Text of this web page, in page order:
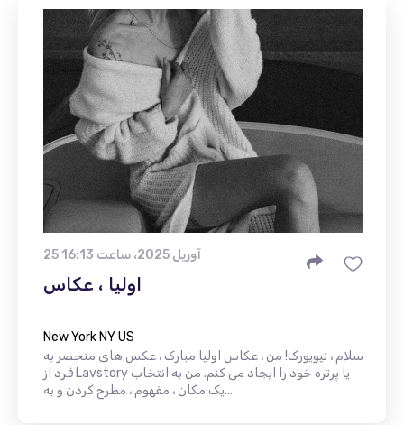
25 آوریل 2025، ساعت 16:13
اولیا ، عکاس
New York NY US
سلام ، نیویورک! من ، عکاس اولیا مبارک ، عکس های منحصر به
فرد از Lavstory یا پرتره خود را ایجاد می کنم. من به انتخاب
یک مکان ، مفهوم ، مطرح کردن و به...